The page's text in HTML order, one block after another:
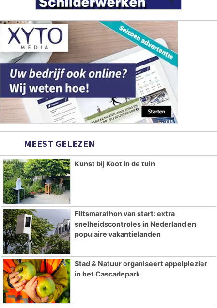
MEEST GELEZEN
Kunst bij Koot in de tuin
Flitsmarathon van start: extra
snelheidscontroles in Nederland en
populaire vakantielanden
Stad & Natuur organiseert appelplezier
in het Cascadepark